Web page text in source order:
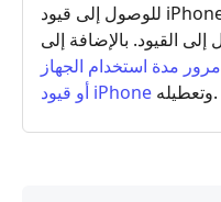
للوصول إلى قيود iPhone، ينبغي عليك إزالة وقت التقييد
القيود. بالإضافة إلى
مدة استخدام الجهاز
أو قيود iPhone
وتعطيله.